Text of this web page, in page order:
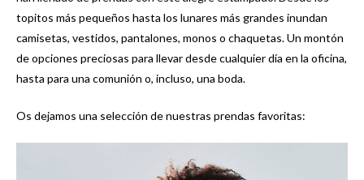
topitos más pequeños hasta los lunares más grandes inundan
camisetas, vestidos, pantalones, monos o chaquetas. Un montón
de opciones preciosas para llevar desde cualquier día en la oficina,
hasta para una comunión o, incluso, una boda.
Os dejamos una selección de nuestras prendas favoritas: